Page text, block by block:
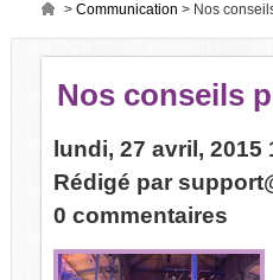
> Communication > Nos
Nos conseils
lundi, 27 avril, 2015
Rédigé par
0 commentaires